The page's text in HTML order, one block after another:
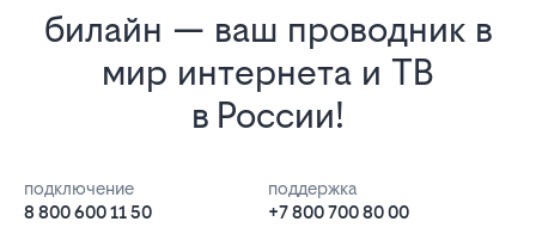
билайн — ваш проводник в
мир интернета и ТВ
в России!
подключение
8 800 600 11 50
поддержка
+7 800 700 80 00